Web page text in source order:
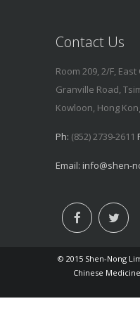
Contact Us
Room 209, 2/F,
Granville Road,
Kowloon, Hong
Ph: (852) 2739-2611
Email: info@shen-
© 2015 Shen-Nong
Chinese